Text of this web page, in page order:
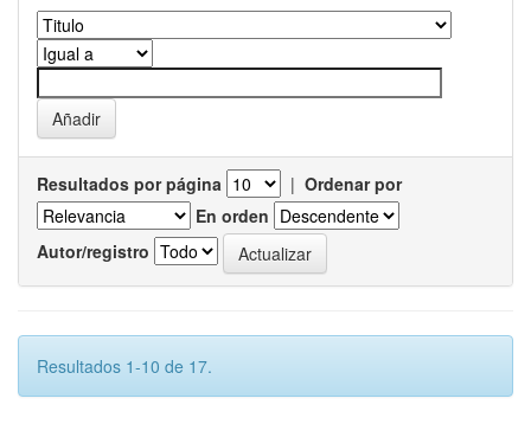
Resultados por página | Ordenar por
En orden
Autor/registro
Resultados 1-10 de 17.